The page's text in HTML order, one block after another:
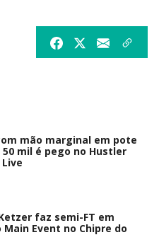
mão marginal em pote
50 mil é pego no Hustler
faz semi-FT em
Main Event no Chipre do